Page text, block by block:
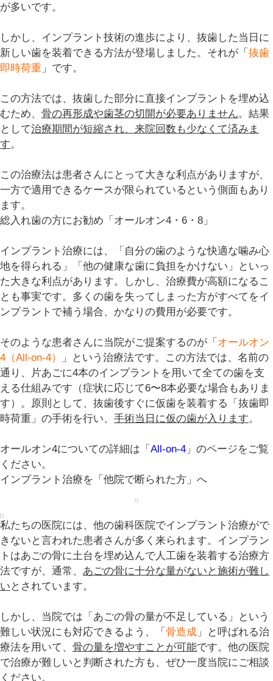
が多いです。
しかし、インプラント技術の進歩により、抜歯した当日に
新しい歯を装着できる方法が登場しました。それが「 抜歯
即時荷重 」です。
この方法では、抜歯した部分に直接インプラントを埋め込
むため、 骨の再形成や歯茎の切開が必要ありません。結果
として治療期間が短縮され、来院回数も少なくて済みま
す。
この治療法は患者さんにとって大きな利点がありますが、
一方で適用できるケースが限られているという側面もあり
ます。
総入れ歯の方にお勧め「オールオン4・6・8」
インプラント治療には、「自分の歯のような快適な噛み心
地を得られる」「他の健康な歯に負担をかけない」といっ
た大きな利点があります。しかし、治療費が高額になるこ
とも事実です。多くの歯を失ってしまった方がすべてをイ
ンプラントで補う場合、かなりの費用が必要です。
そのような患者さんに当院がご提案するのが「 オールオン
4（All-on-4）
」という治療法です。この方法では、名前の
通り、片あごに4本のインプラントを用いて全ての歯を支
える仕組みです（症状に応じて6〜8本必要な場合もありま
す）。原則として、抜歯後すぐに仮歯を装着する「 抜歯即
時荷重 」の手術を行い、 手術当日に仮の歯が入ります。
オールオン4についての詳細は「 All-on-4 」のページをご覧
ください。
インプラント治療を「他院で断られた方」へ
私たちの医院には、他の歯科医院でインプラント治療がで
きないと言われた患者さんが多く来られます。インプラン
トはあごの骨に土台を埋め込んで人工歯を装着する治療方
法ですが、通常、 あごの骨に十分な量がないと施術が難し
い とされています。
しかし、当院では「あごの骨の量が不足している」という
難しい状況にも対応できるよう、「 骨造成 」と呼ばれる治
療法を用いて、 骨の量を増やすことが可能です。他の医院
で治療が難しいと判断された方も、ぜひ一度当院にご相談
ください。